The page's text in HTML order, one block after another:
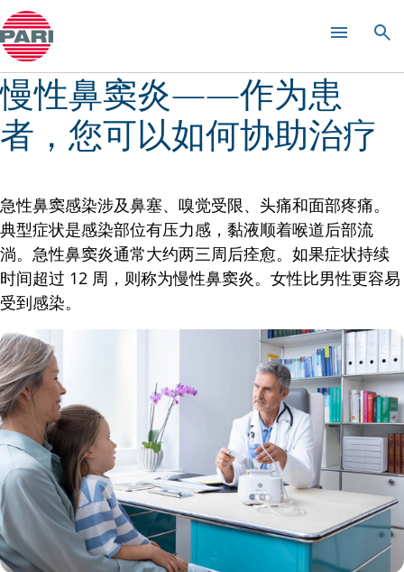
感冒和鼻炎
慢性鼻窦炎——作为患
者，您可以如何协助治疗
急性鼻窦感染涉及鼻塞、嗅觉受限、头痛和面部疼痛。
典型症状是感染部位有压力感，黏液顺着喉道后部流
淌。急性鼻窦炎通常大约两三周后痊愈。如果症状持续
时间超过 12 周，则称为慢性鼻窦炎。女性比男性更容易
受到感染。